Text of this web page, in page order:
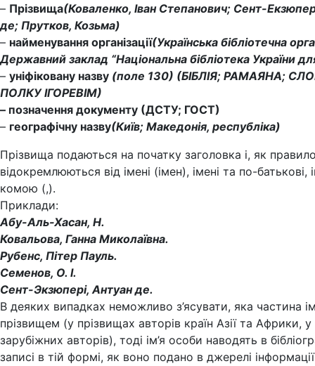
– Прізвища(Коваленко, Іван Степанович; Сент-
де; Прутков, Козьма)
– найменування організації(Українська бібліотечна
Державний заклад “Національна бібліотека України
– уніфіковану назву (поле 130) (БІБЛІЯ; РАМАЯНА;
ПОЛКУ ІГОРЕВІМ)
– позначення документу (ДСТУ; ГОСТ)
– географічну назву(Київ; Македонія, республіка)
Прізвища подаються на початку заголовка і, як
відокремлюються від імені (імен), імені та по-батькові,
комою (,).
Приклади:
Абу-Аль-Хасан, Н.
Ковальова, Ганна Миколаївна.
Рубенс, Пітер Пауль.
Семенов, О. І.
Сент-Экзюпері, Антуан де.
В деяких випадках неможливо з’ясувати, яка частина
прізвищем (у прізвищах авторів країн Азії та Африки,
зарубіжних авторів), тоді ім’я особи наводять в
записі в тій формі, як воно подано в джерелі